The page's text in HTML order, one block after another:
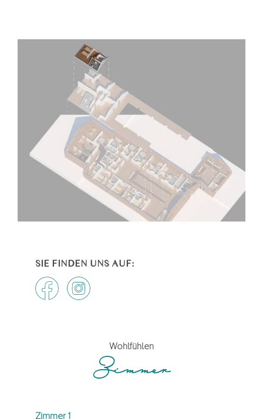
SIE FINDEN UNS AUF:
Wohlfühlen
Zimmer